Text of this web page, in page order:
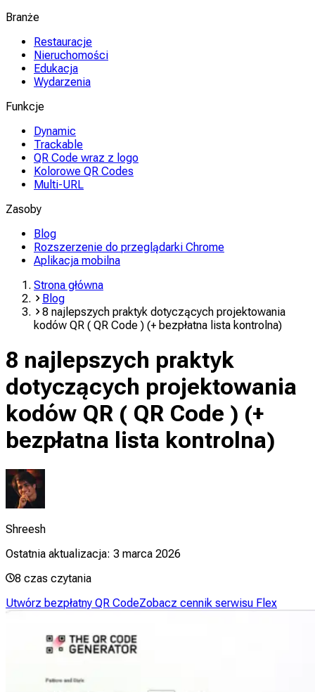
Branże
Restauracje
Nieruchomości
Edukacja
Wydarzenia
Funkcje
Dynamic
Trackable
QR Code wraz z logo
Kolorowe QR Codes
Multi-URL
Zasoby
Blog
Rozszerzenie do przeglądarki Chrome
Aplikacja mobilna
Strona główna
Blog
8 najlepszych praktyk dotyczących projektowania
kodów QR ( QR Code ) (+ bezpłatna lista kontrolna)
8 najlepszych praktyk
dotyczących projektowania
kodów QR ( QR Code ) (+
bezpłatna lista kontrolna)
Shreesh
Ostatnia aktualizacja: 3 marca 2026
8 czas czytania
Utwórz bezpłatny QR CodeZobacz cennik serwisu Flex